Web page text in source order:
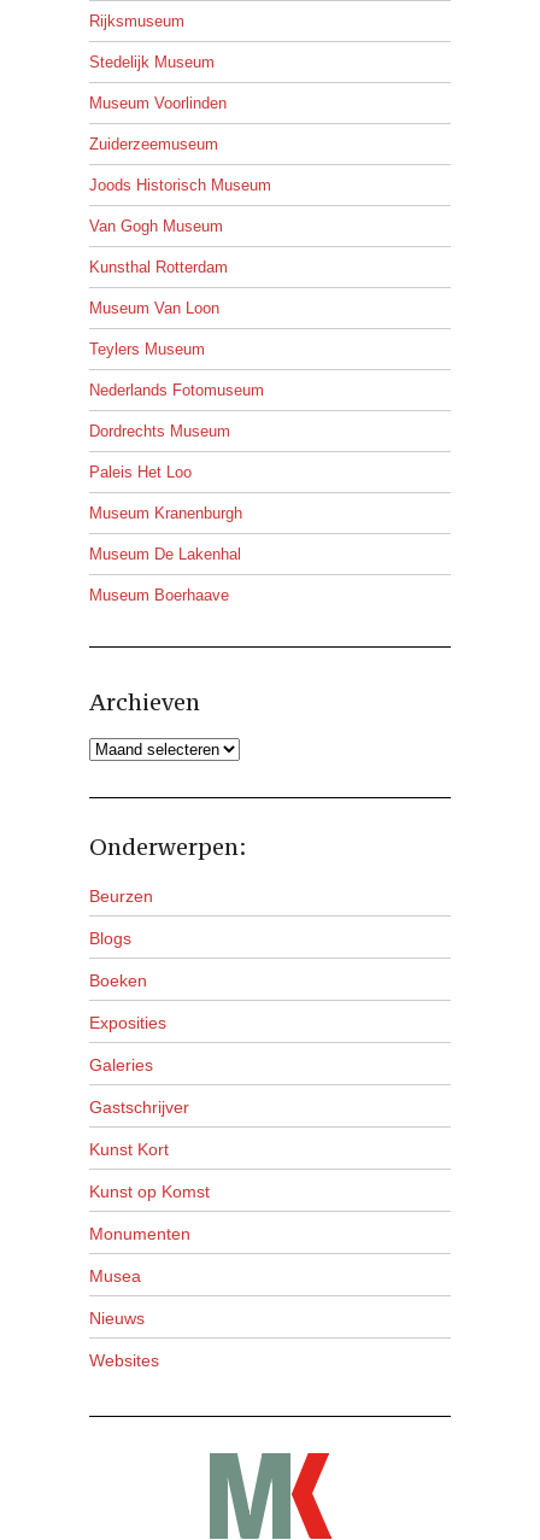
Rijksmuseum
Stedelijk Museum
Museum Voorlinden
Zuiderzeemuseum
Joods Historisch Museum
Van Gogh Museum
Kunsthal Rotterdam
Museum Van Loon
Teylers Museum
Nederlands Fotomuseum
Dordrechts Museum
Paleis Het Loo
Museum Kranenburgh
Museum De Lakenhal
Museum Boerhaave
Archieven
Archieven
Onderwerpen:
Beurzen
Blogs
Boeken
Exposities
Galeries
Gastschrijver
Kunst Kort
Kunst op Komst
Monumenten
Musea
Nieuws
Websites